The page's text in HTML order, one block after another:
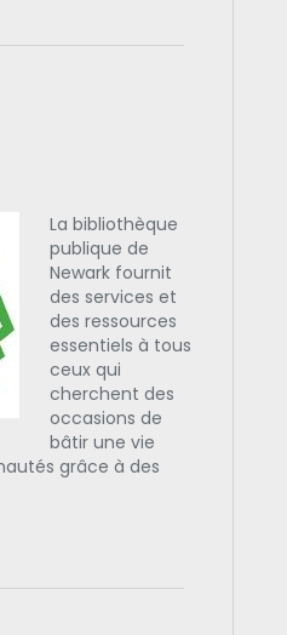
La bibliothèque
publique de
Newark fournit
des services et
des ressources
essentiels à tous
ceux qui
cherchent des
occasions de
bâtir une vie
grâce à des